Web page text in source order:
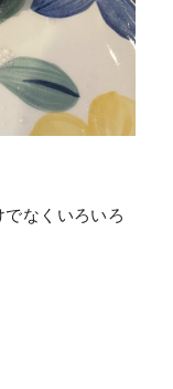
なくいろいろ